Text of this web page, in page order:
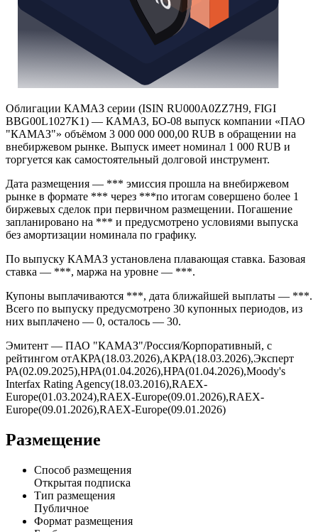
Облигации КАМАЗ серии (ISIN RU000A0ZZ7H9, FIGI
BBG00L1027K1) — КАМАЗ, БО-08 выпуск компании «ПАО
"КАМАЗ"» объёмом 3 000 000 000,00 RUB в обращении на
внебиржевом рынке. Выпуск имеет номинал 1 000 RUB и
торгуется как самостоятельный долговой инструмент.
Дата размещения — *** эмиссия прошла на внебиржевом
рынке в формате *** через ***по итогам совершено более 1
биржевых сделок при первичном размещении. Погашение
запланировано на *** и предусмотрено условиями выпуска
без амортизации номинала по графику.
По выпуску КАМАЗ установлена плавающая ставка. Базовая
ставка — ***, маржа на уровне — ***.
Купоны выплачиваются ***, дата ближайшей выплаты — ***.
Всего по выпуску предусмотрено 30 купонных периодов, из
них выплачено — 0, осталось — 30.
Эмитент — ПАО "КАМАЗ"/Россия/Корпоративный, с
рейтингом отАКРА(18.03.2026),АКРА(18.03.2026),Эксперт
РА(02.09.2025),НРА(01.04.2026),НРА(01.04.2026),Moody's
Interfax Rating Agency(18.03.2016),RAEX-
Europe(01.03.2024),RAEX-Europe(09.01.2026),RAEX-
Europe(09.01.2026),RAEX-Europe(09.01.2026)
Размещение
Способ размещения
Открытая подписка
Тип размещения
Публичное
Формат размещения